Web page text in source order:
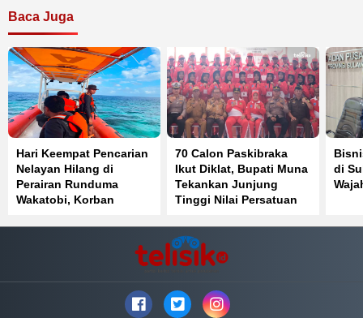
Baca Juga
Hari Keempat Pencarian
Nelayan Hilang di
Perairan Runduma
Wakatobi, Korban
70 Calon Paskibraka
Ikut Diklat, Bupati Muna
Tekankan Junjung
Tinggi Nilai Persatuan
di